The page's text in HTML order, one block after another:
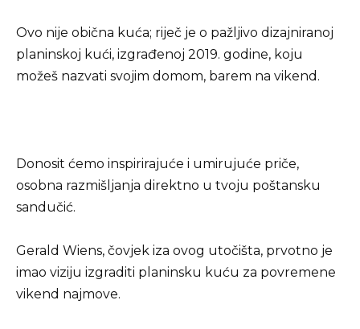
Ovo nije obična kuća; riječ je o pažljivo dizajniranoj
planinskoj kući, izgrađenoj 2019. godine, koju
možeš nazvati svojim domom, barem na vikend.
Donosit ćemo inspirirajuće i umirujuće priče,
osobna razmišljanja direktno u tvoju poštansku
sandučić.
Gerald Wiens, čovjek iza ovog utočišta, prvotno je
imao viziju izgraditi planinsku kuću za povremene
vikend najmove.